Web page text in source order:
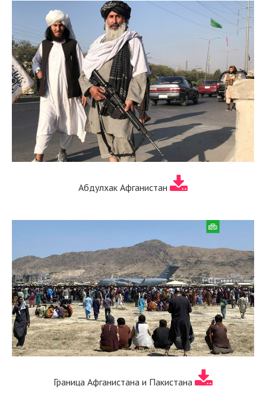
Абдулхак Афганистан
Граница Афганистана и Пакистана